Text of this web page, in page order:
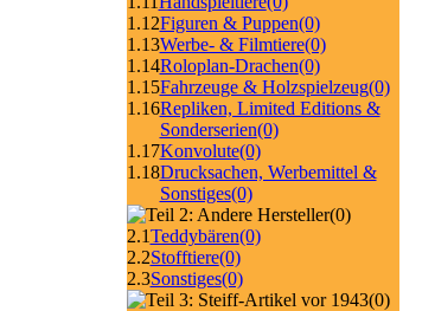
1.12Figuren & Puppen(0)
1.13Werbe- & Filmtiere(0)
1.14Roloplan-Drachen(0)
1.15Fahrzeuge & Holzspielzeug(0)
1.16Repliken, Limited Editions &
Sonderserien(0)
1.17Konvolute(0)
1.18Drucksachen, Werbemittel &
Sonstiges(0)
(0)
2.1Teddybären(0)
2.2Stofftiere(0)
2.3Sonstiges(0)
(0)